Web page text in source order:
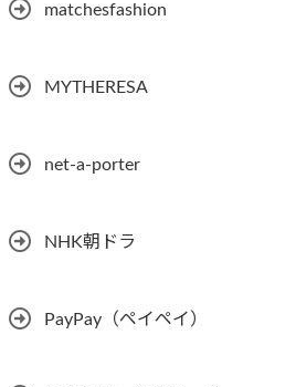
matchesfashion
MYTHERESA
net-a-porter
NHK朝ドラ
PayPay（ペイペイ）